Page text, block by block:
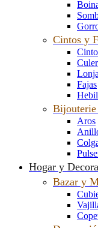
Cintos y
Fajas
Aros
Hogar y
Bazar y